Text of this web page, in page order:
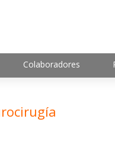
Colaboradores